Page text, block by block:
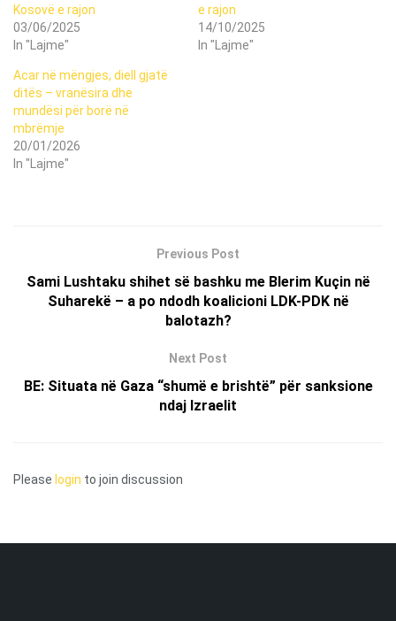
Kosovë e rajon
03/06/2025
In "Lajme"
e rajon
14/10/2025
In "Lajme"
Acar në mëngjes, diell gjatë
ditës – vranësira dhe
mundësi për borë në
mbrëmje
20/01/2026
In "Lajme"
Previous Post
Sami Lushtaku shihet së bashku me Blerim Kuçin në
Suharekë – a po ndodh koalicioni LDK-PDK në
balotazh?
Next Post
BE: Situata në Gaza “shumë e brishtë” për sanksione
ndaj Izraelit
Please login to join discussion